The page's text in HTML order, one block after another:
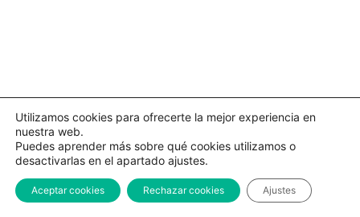
Utilizamos cookies para ofrecerte la mejor experiencia en
nuestra web.
Puedes aprender más sobre qué cookies utilizamos o
desactivarlas en el apartado ajustes.
Aceptar cookies Rechazar cookies Ajustes